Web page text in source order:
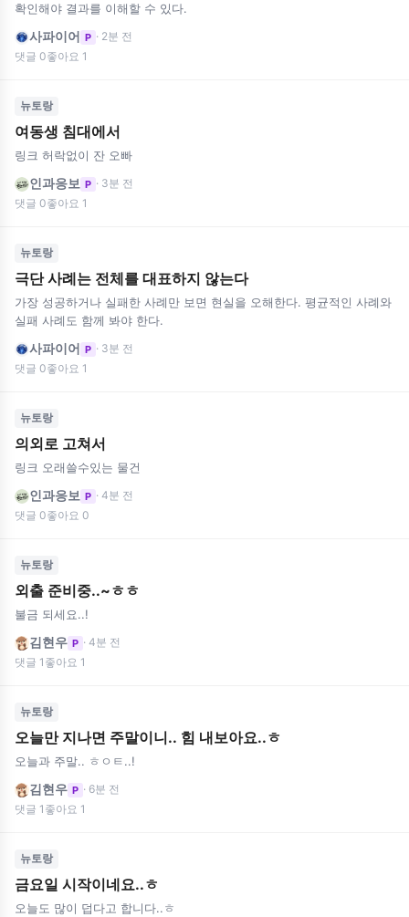
확인해야 결과를 이해할 수 있다.
사파이어 P · 2분 전
댓글 0좋아요 1
뉴토랑
여동생 침대에서
링크 허락없이 잔 오빠
인과응보 P · 3분 전
댓글 0좋아요 1
뉴토랑
극단 사례는 전체를 대표하지 않는다
가장 성공하거나 실패한 사례만 보면 현실을 오해한다. 평균적인 사례와
실패 사례도 함께 봐야 한다.
사파이어 P · 3분 전
댓글 0좋아요 1
뉴토랑
의외로 고쳐서
링크 오래쓸수있는 물건
인과응보 P · 4분 전
댓글 0좋아요 0
뉴토랑
외출 준비중..~ㅎㅎ
불금 되세요..!
김현우 P · 4분 전
댓글 1 좋아요 1
뉴토랑
오늘만 지나면 주말이니.. 힘 내보아요..ㅎ
오늘과 주말.. ㅎㅇㅌ..!
김현우 P · 6분 전
댓글 1 좋아요 1
뉴토랑
금요일 시작이네요..ㅎ
오늘도 많이 덥다고 합니다..ㅎ